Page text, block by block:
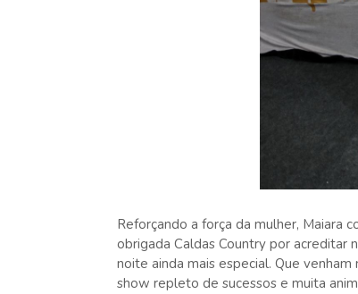
Reforçando a força da mulher, Maiara
obrigada Caldas Country por acreditar
noite ainda mais especial. Que
show repleto de sucessos e muita